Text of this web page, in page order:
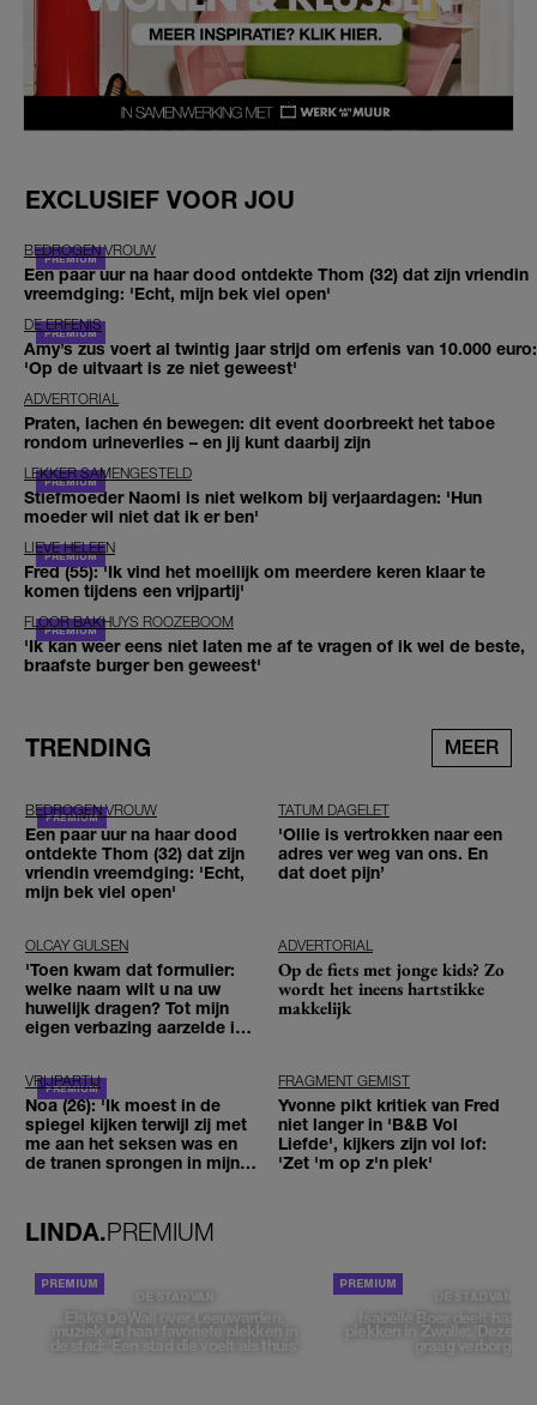
EXCLUSIEF VOOR JOU
BEDROGEN VROUW
Een paar uur na haar dood ontdekte Thom (32) dat zijn vriendin
vreemdging: 'Echt, mijn bek viel open'
DE ERFENIS
Amy’s zus voert al twintig jaar strijd om erfenis van 10.000 euro:
'Op de uitvaart is ze niet geweest'
ADVERTORIAL
Praten, lachen én bewegen: dit event doorbreekt het taboe
rondom urineverlies – en jij kunt daarbij zijn
LEKKER SAMENGESTELD
Stiefmoeder Naomi is niet welkom bij verjaardagen: 'Hun
moeder wil niet dat ik er ben'
LIEVE HELEEN
Fred (55): 'Ik vind het moeilijk om meerdere keren klaar te
komen tijdens een vrijpartij'
FLOOR BAKHUYS ROOZEBOOM
'Ik kan weer eens niet laten me af te vragen of ik wel de beste,
braafste burger ben geweest'
TRENDING MEER
BEDROGEN VROUW
Een paar uur na haar dood
ontdekte Thom (32) dat zijn
vriendin vreemdging: 'Echt,
mijn bek viel open'
TATUM DAGELET
'Ollie is vertrokken naar een
adres ver weg van ons. En
dat doet pijn’
OLCAY GULSEN
'Toen kwam dat formulier:
welke naam wilt u na uw
huwelijk dragen? Tot mijn
eigen verbazing aarzelde ik
ADVERTORIAL
Op de fiets met jonge kids? Zo
wordt het ineens hartstikke
makkelijk
VRIJPARTIJ
Noa (26): 'Ik moest in de
spiegel kijken terwijl zij met
me aan het seksen was en
de tranen sprongen in mijn
FRAGMENT GEMIST
Yvonne pikt kritiek van Fred
niet langer in 'B&B Vol
Liefde', kijkers zijn vol lof:
'Zet 'm op z'n plek'
LINDA.PREMIUM
DE STAD VAN
Elske DeWall over Leeuwarden,
muziek en haar favoriete plekken in
de stad: 'Een stad die voelt als thuis'
DE STAD VAN
Isabelle Boer deelt haar
plekken in Zwolle: 'Deze
graag verborgen'